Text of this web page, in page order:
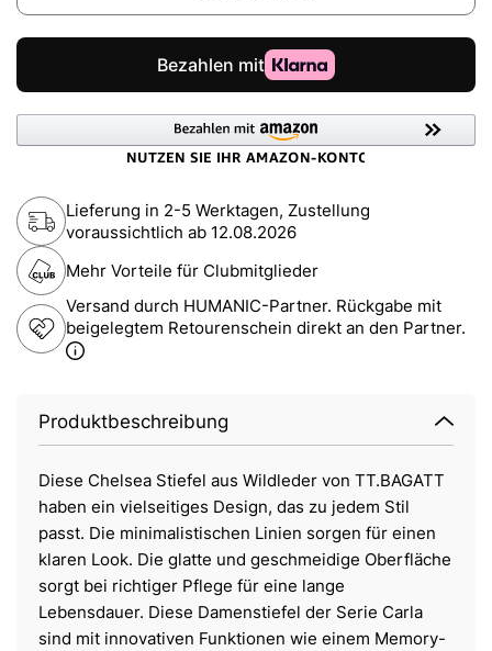
Lieferung in 2-5 Werktagen, Zustellung
voraussichtlich ab 12.08.2026
Mehr Vorteile für Clubmitglieder
Versand durch HUMANIC-Partner. Rückgabe mit
beigelegtem Retourenschein direkt an den Partner.
Produktbeschreibung
Diese Chelsea Stiefel aus Wildleder von TT.BAGATT
haben ein vielseitiges Design, das zu jedem Stil
passt. Die minimalistischen Linien sorgen für einen
klaren Look. Die glatte und geschmeidige Oberfläche
sorgt bei richtiger Pflege für eine lange
Lebensdauer. Diese Damenstiefel der Serie Carla
sind mit innovativen Funktionen wie einem Memory-